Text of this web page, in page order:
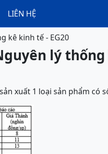
LIÊN HỆ
kê kinh tế - EG20
lý
xuất 1 loại sản phẩm có